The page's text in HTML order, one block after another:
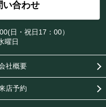
い合わせ
日・祝日17：00）
曜日
社概要
店予約